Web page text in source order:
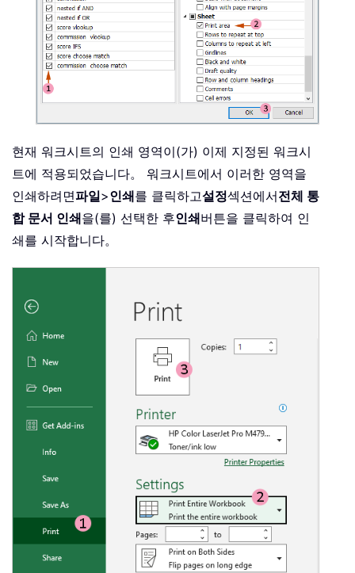
현재 워크시트의 인쇄 영역이(가) 이제 지정된 워크시
트에 적용되었습니다。 워크시트에서 이러한 영역을
인쇄하려면파일>인쇄를 클릭하고설정섹션에서전체 통
합 문서 인쇄을(를) 선택한 후인쇄버튼을 클릭하여 인
쇄를 시작합니다。